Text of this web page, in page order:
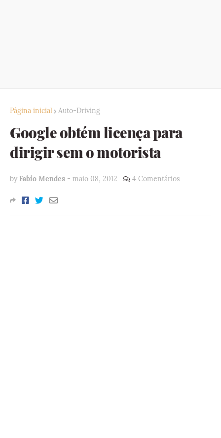
Página inicial Auto-Driving
Google obtém licença para
dirigir sem o motorista
by Fabio Mendes - maio 08, 2012 4 Comentários